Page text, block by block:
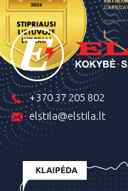
+370 37 205 802
elstila@elstila.lt